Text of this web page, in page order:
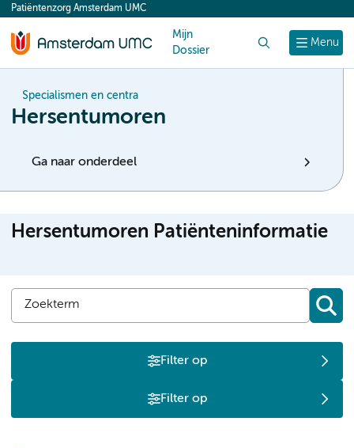
content
Menu
Patiëntenzorg Amsterdam UMC
Mijn
Dossier
Specialismen en centra
Hersentumoren
Ga naar onderdeel
Hersentumoren Patiënteninformatie
Filter op
Filter op